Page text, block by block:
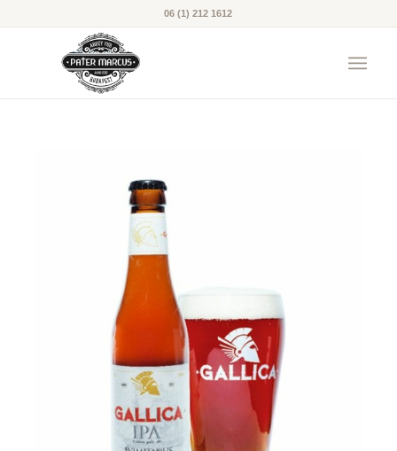
06 (1) 212 1612